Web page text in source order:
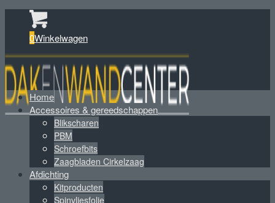
0Winkelwagen
Home
Accessoires & gereedschappen
Blikscharen
PBM
Schroefbits
Zaagbladen Cirkelzaag
Afdichting
Kitproducten
Spinvliesfolie